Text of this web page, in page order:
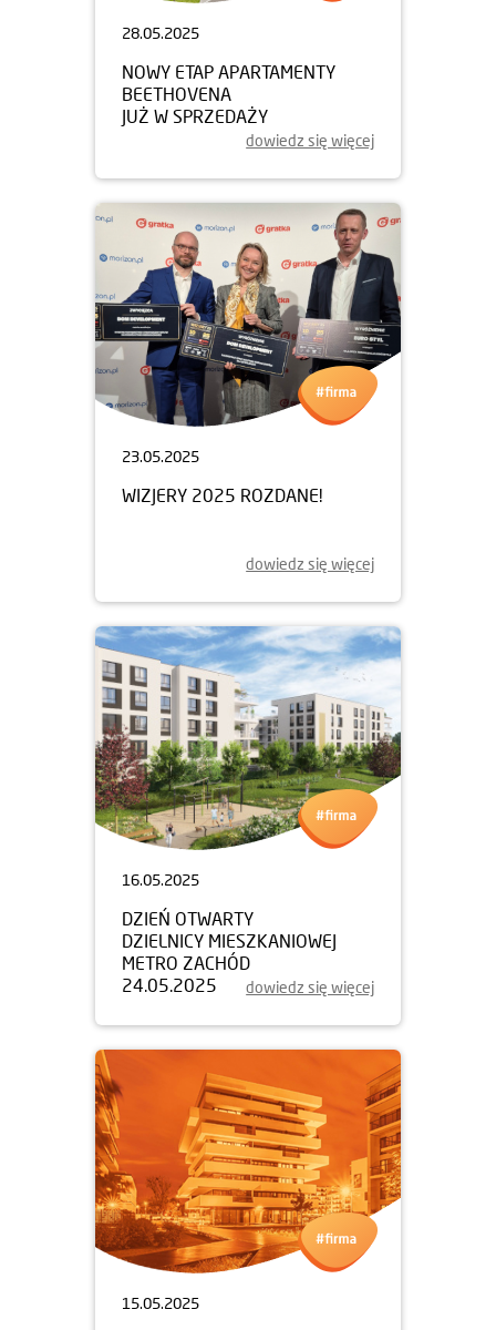
28.05.2025
NOWY ETAP APARTAMENTY
BEETHOVENA
JUŻ W SPRZEDAŻY
dowiedz się więcej
23.05.2025
WIZJERY 2025 ROZDANE!
dowiedz się więcej
16.05.2025
DZIEŃ OTWARTY
DZIELNICY MIESZKANIOWEJ
METRO ZACHÓD
24.05.2025
dowiedz się więcej
15.05.2025